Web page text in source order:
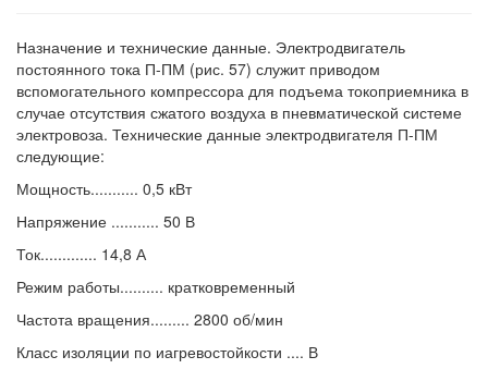
Назначение и технические данные. Электродвигатель
постоянного тока П-ПМ (рис. 57) служит приводом
вспомогательного компрессора для подъема токоприемника в
случае отсутствия сжатого воздуха в пневматической системе
электровоза. Технические данные электродвигателя П-ПМ
следующие:
Мощность........... 0,5 кВт
Напряжение ........... 50 В
Ток............. 14,8 А
Режим работы.......... кратковременный
Частота вращения......... 2800 об/мин
Класс изоляции по иагревостойкости .... В